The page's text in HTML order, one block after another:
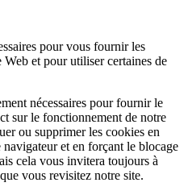
pour vous fournir les
et pour utiliser certaines de
nécessaires pour fournir le
sur le fonctionnement de notre
ou supprimer les cookies en
et en forçant le blocage
cela vous invitera toujours à
vous revisitez notre site.